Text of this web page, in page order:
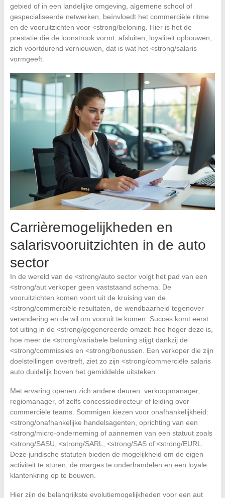
gebied of in een landelijke omgeving, algemene school of
gespecialiseerde netwerken, beïnvloedt het commerciële ritme
en de vooruitzichten voor <strong/beloning. Hier is het de
prestatie die de loonstrook vormt: afsluiten, loyaliteit opbouwen,
zich voortdurend vernieuwen, dat is wat het <strong/salaris
vormgeeft.
Carrièremogelijkheden en
salarisvooruitzichten in de auto
sector
In de wereld van de <strong/auto sector volgt het pad van een
<strong/aut verkoper geen vaststaand schema. De
vooruitzichten komen voort uit de kruising van de
<strong/commerciële resultaten, de wendbaarheid tegenover
verandering en de wil om vooruit te komen. Succes komt eerst
tot uiting in de <strong/gegenereerde omzet: hoe hoger deze is,
hoe meer de <strong/variabele beloning stijgt dankzij de
<strong/commissies en <strong/bonussen. Een verkoper die zijn
doelstellingen overtreft, ziet zo zijn <strong/commerciële salaris
auto duidelijk boven het gemiddelde uitsteken.
Met ervaring openen zich andere deuren: verkoopmanager,
regiomanager, of zelfs concessiedirecteur of leiding over
commerciële teams. Sommigen kiezen voor onafhankelijkheid:
<strong/onafhankelijke handelsagenten, oprichting van een
<strong/micro-onderneming of aannemen van een statuut zoals
<strong/SASU, <strong/SARL, <strong/SAS of <strong/EURL.
Deze juridische statuten bieden de mogelijkheid om de eigen
activiteit te sturen, de marges te onderhandelen en een loyale
klantenkring op te bouwen.
Hier zijn de belangrijkste evolutiemogelijkheden voor een aut